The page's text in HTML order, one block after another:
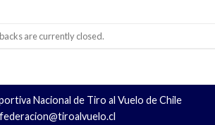
are currently closed.
Nacional de Tiro al Vuelo de Chile
federacion@tiroalvuelo.cl